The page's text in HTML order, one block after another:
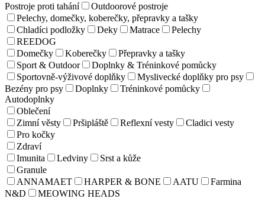
Postroje proti tahání
Outdoorové postroje
Pelechy, domečky, koberečky, přepravky a tašky
Chladíci podložky
Deky Matrace
Pelechy
REEDOG
Domečky
Koberečky
Přepravky a tašky
Sport & Outdoor
Doplnky & Tréninkové pomůcky
Sportovně-výživové doplňky
Myslivecké doplňky pro psy
Bezény pro psy
Doplnky
Tréninkové pomůcky
Autodoplnky
Oblečení
Zimní věsty
Pršipláště Reflexní vesty
Cladici vesty
Pro kočky
Zdraví
Imunita
Ledviny
Srst a kůže
Granule
ANNAMAET
HARPER & BONE AATU
Farmina
N&D
MEOWING HEADS